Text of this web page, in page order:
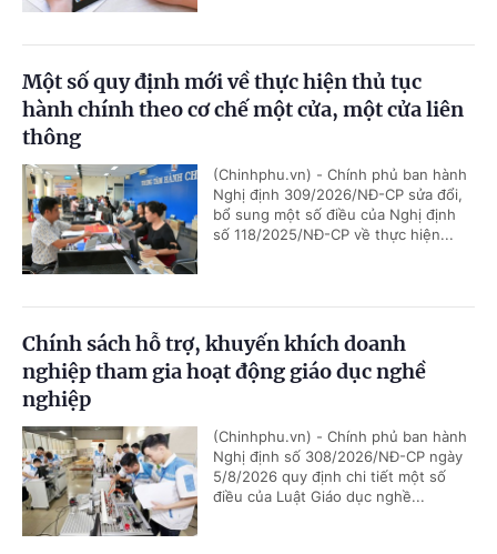
Một số quy định mới về thực hiện thủ tục
hành chính theo cơ chế một cửa, một cửa liên
thông
(Chinhphu.vn) - Chính phủ ban hành
Nghị định 309/2026/NĐ-CP sửa đổi,
bổ sung một số điều của Nghị định
số 118/2025/NĐ-CP về thực hiện...
Chính sách hỗ trợ, khuyến khích doanh
nghiệp tham gia hoạt động giáo dục nghề
nghiệp
(Chinhphu.vn) - Chính phủ ban hành
Nghị định số 308/2026/NĐ-CP ngày
5/8/2026 quy định chi tiết một số
điều của Luật Giáo dục nghề...